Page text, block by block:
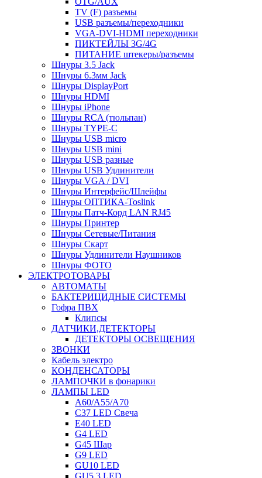
TV (F) разъемы
USB разъемы/переходники
VGA-DVI-HDMI переходники
ПИКТЕЙЛЫ 3G/4G
ПИТАНИЕ штекеры/разъемы
Шнуры 3.5 Jack
Шнуры 6.3мм Jack
Шнуры DisplayPort
Шнуры HDMI
Шнуры iPhone
Шнуры RCA (тюльпан)
Шнуры TYPE-C
Шнуры USB micro
Шнуры USB mini
Шнуры USB разные
Шнуры USB Удлинители
Шнуры VGA / DVI
Шнуры Интерфейс/Шлейфы
Шнуры ОПТИКА-Toslink
Шнуры Патч-Корд LAN RJ45
Шнуры Принтер
Шнуры Сетевые/Питания
Шнуры Скарт
Шнуры Удлинители Наушников
Шнуры ФОТО
ЭЛЕКТРОТОВАРЫ
АВТОМАТЫ
БАКТЕРИЦИДНЫЕ СИСТЕМЫ
Гофра ПВХ
Клипсы
ДАТЧИКИ,ДЕТЕКТОРЫ
ДЕТЕКТОРЫ ОСВЕЩЕНИЯ
ЗВОНКИ
Кабель электро
КОНДЕНСАТОРЫ
ЛАМПОЧКИ в фонарики
ЛАМПЫ LED
A60/A55/A70
C37 LED Свеча
E40 LED
G4 LED
G45 Шар
G9 LED
GU10 LED
GU5.3 LED